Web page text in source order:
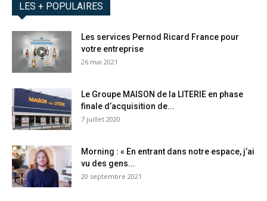
LES + POPULAIRES
Les services Pernod Ricard France pour
votre entreprise
26 mai 2021
Le Groupe MAISON de la LITERIE en phase
finale d’acquisition de...
7 juillet 2020
Morning : « En entrant dans notre espace, j’ai
vu des gens...
20 septembre 2021